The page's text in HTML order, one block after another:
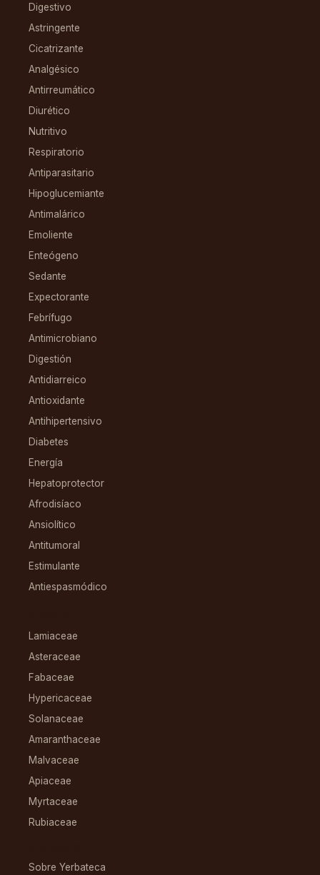
Digestivo
Astringente
Cicatrizante
Analgésico
Antirreumático
Diurético
Nutritivo
Respiratorio
Antiparasitario
Hipoglucemiante
Antimalárico
Emoliente
Enteógeno
Sedante
Expectorante
Febrífugo
Antimicrobiano
Digestión
Antidiarreico
Antioxidante
Antihipertensivo
Diabetes
Energía
Hepatoprotector
Afrodisíaco
Ansiolítico
Antitumoral
Estimulante
Antiespasmódico
Lamiaceae
Asteraceae
Fabaceae
Hypericaceae
Solanaceae
Amaranthaceae
Malvaceae
Apiaceae
Myrtaceae
Rubiaceae
Sobre Yerbateca